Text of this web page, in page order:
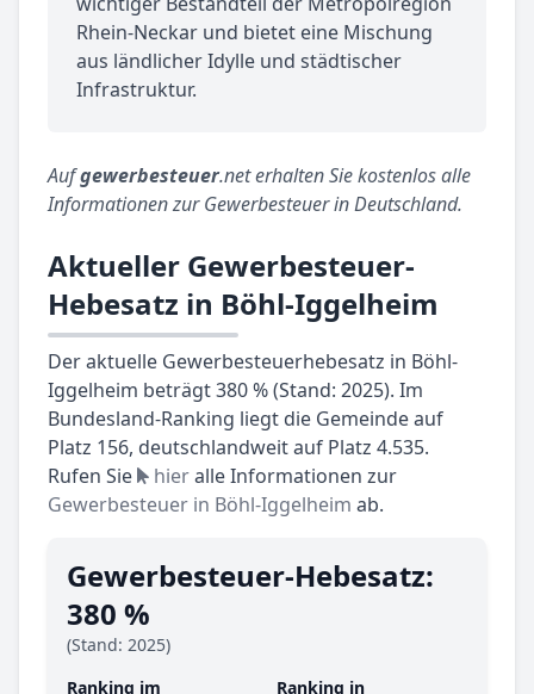
Rhein-Neckar und bietet eine Mischung
aus ländlicher Idylle und städtischer
Infrastruktur.
Aufgewerbesteuer.net erhalten Sie kostenlos alle
Informationen zur Gewerbesteuer in Deutschland.
Aktueller Gewerbesteuer-
Hebesatz in Böhl-Iggelheim
Der aktuelle Gewerbesteuerhebesatz in Böhl-
Iggelheim beträgt 380 % (Stand: 2025). Im
Bundesland-Ranking liegt die Gemeinde auf
Platz 156, deutschlandweit auf Platz 4.535.
Rufen Sie
hieralle Informationen zur
Gewerbesteuer in Böhl-Iggelheim ab.
Gewerbesteuer-Hebesatz:
380 %
(Stand: 2025)
Ranking im
Ranking in